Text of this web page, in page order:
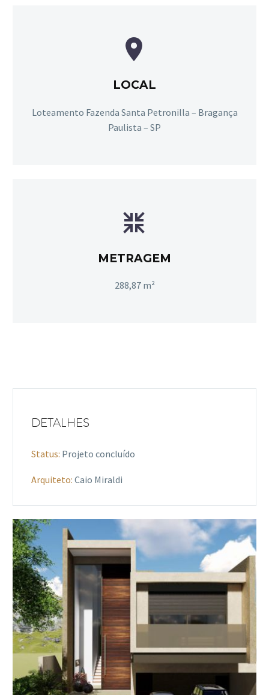


LOCAL
Loteamento Fazenda Santa Petronilla – Bragança
Paulista – SP


METRAGEM
288,87 m²
DETALHES
Status: Projeto concluído
Arquiteto: Caio Miraldi